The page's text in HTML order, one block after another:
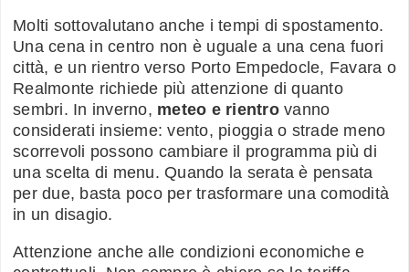
Molti sottovalutano anche i tempi di spostamento.
Una cena in centro non è uguale a una cena fuori
città, e un rientro verso Porto Empedocle, Favara o
Realmonte richiede più attenzione di quanto
sembri. In inverno, meteo e rientrovanno
considerati insieme: vento, pioggia o strade meno
scorrevoli possono cambiare il programma più di
una scelta di menu. Quando la serata è pensata
per due, basta poco per trasformare una comodità
in un disagio.
Attenzione anche alle condizioni economiche e